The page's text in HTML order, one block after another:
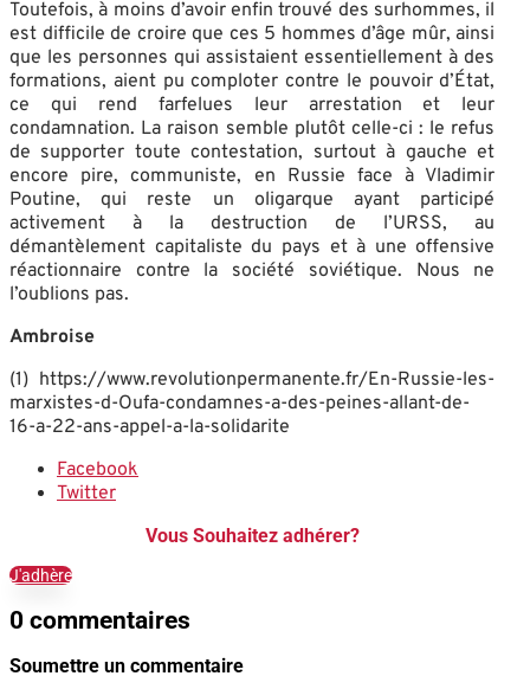
Toutefois, à moins d’avoir enfin trouvé des surhommes, il
est difficile de croire que ces 5 hommes d’âge mûr, ainsi
que les personnes qui assistaient essentiellement à des
formations, aient pu comploter contre le pouvoir d’État,
ce qui rend farfelues leur arrestation et leur
condamnation. La raison semble plutôt celle-ci : le refus
de supporter toute contestation, surtout à gauche et
encore pire, communiste, en Russie face à Vladimir
Poutine, qui reste un oligarque ayant participé
activement à la destruction de l’URSS, au
démantèlement capitaliste du pays et à une offensive
réactionnaire contre la société soviétique. Nous ne
l’oublions pas.
Ambroise
(1) https://www.revolutionpermanente.fr/En-Russie-les-
marxistes-d-Oufa-condamnes-a-des-peines-allant-de-
16-a-22-ans-appel-a-la-solidarite
Facebook
Twitter
Vous Souhaitez adhérer?
J'adhère
0 commentaires
Soumettre un commentaire